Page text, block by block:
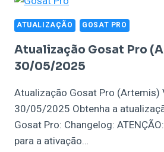
ATUALIZAÇÃO GOSAT PRO
Atualização Gosat Pro
30/05/2025
Atualização Gosat Pro (Artemis)
30/05/2025 Obtenha a
Gosat Pro: Changelog:
para a ativação…